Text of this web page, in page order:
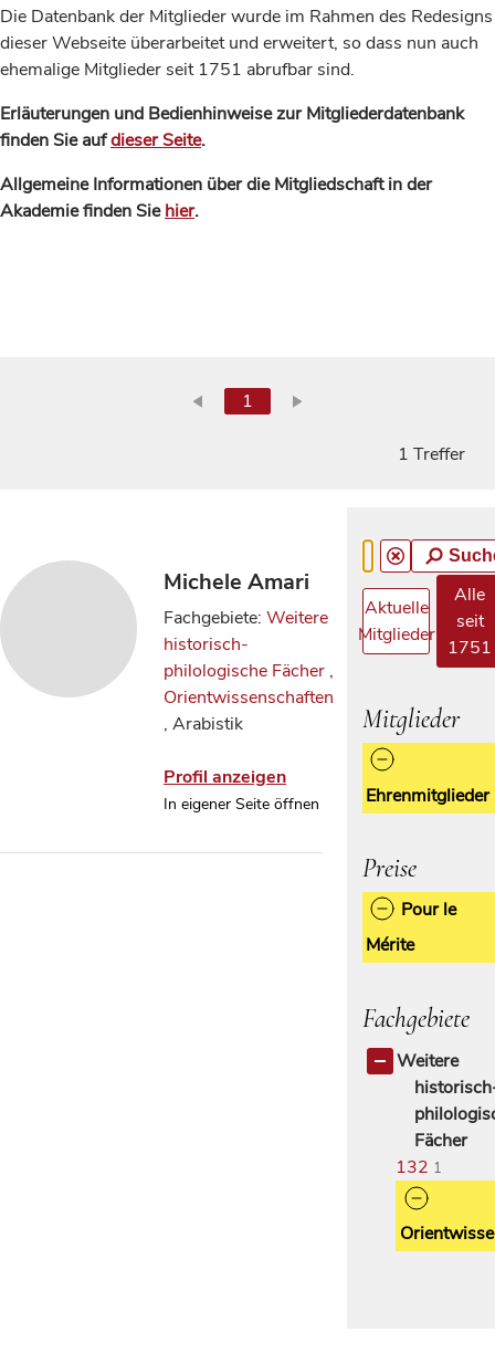
Die Datenbank der Mitglieder wurde im Rahmen des Redesigns
dieser Webseite überarbeitet und erweitert, so dass nun auch
ehemalige Mitglieder seit 1751 abrufbar sind.
Erläuterungen und Bedienhinweise zur Mitgliederdatenbank
finden Sie aufdieser Seite.
Allgemeine Informationen über die Mitgliedschaft in der
Akademie finden Siehier.
1
1 Treffer
Michele Amari
Fachgebiete: Weitere
historisch-
philologische Fächer ,
Orientwissenschaften
, Arabistik
Profil anzeigen
In eigener Seite öffnen
Aktuelle
Mitglieder
Alle
seit
1751
Mitglieder
Ehrenmitglieder
Preise
Pour le
Mérite
Fachgebiete
Weitere
Fächer
132 1